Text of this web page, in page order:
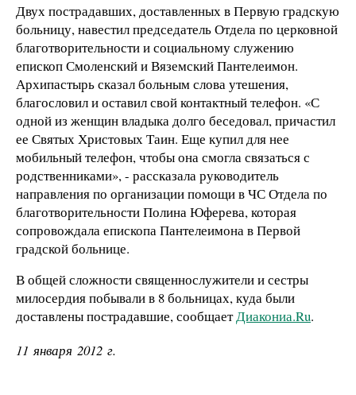
Двух пострадавших, доставленных в Первую градскую
больницу, навестил председатель Отдела по церковной
благотворительности и социальному служению
епископ Смоленский и Вяземский Пантелеимон.
Архипастырь сказал больным слова утешения,
благословил и оставил свой контактный телефон. «С
одной из женщин владыка долго беседовал, причастил
ее Святых Христовых Таин. Еще купил для нее
мобильный телефон, чтобы она смогла связаться с
родственниками», - рассказала руководитель
направления по организации помощи в ЧС Отдела по
благотворительности Полина Юферева, которая
сопровождала епископа Пантелеимона в Первой
градской больнице.
В общей сложности священнослужители и сестры
милосердия побывали в 8 больницах, куда были
доставлены пострадавшие, сообщаетДиакониа.Ru.
11 января 2012 г.